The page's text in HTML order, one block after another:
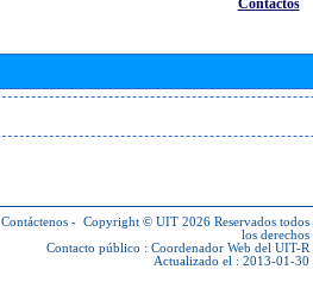
Contáctenos - Copyright © UIT 2026 Reservados todos
los derechos
Contacto público : Coordenador Web del UIT-R
Actualizado el : 2013-01-30